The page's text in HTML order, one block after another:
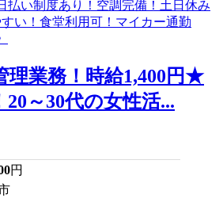
理業務！時給1,400円★
～30代の女性活...
円